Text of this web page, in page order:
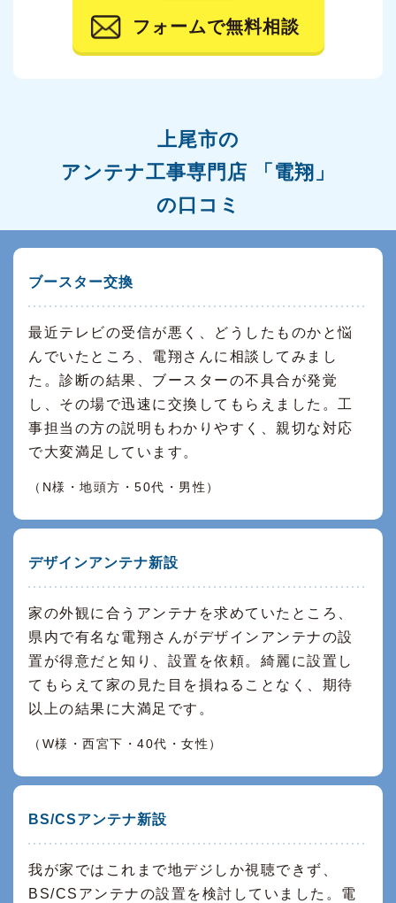
フォームで無料相談
上尾市の
アンテナ工事専門店 「電翔」
の口コミ
ブースター交換
最近テレビの受信が悪く、どうしたものかと悩
んでいたところ、電翔さんに相談してみまし
た。診断の結果、ブースターの不具合が発覚
し、その場で迅速に交換してもらえました。工
事担当の方の説明もわかりやすく、親切な対応
で大変満足しています。
（N様・地頭方・50代・男性）
デザインアンテナ新設
家の外観に合うアンテナを求めていたところ、
県内で有名な電翔さんがデザインアンテナの設
置が得意だと知り、設置を依頼。綺麗に設置し
てもらえて家の見た目を損ねることなく、期待
以上の結果に大満足です。
（W様・西宮下・40代・女性）
BS/CSアンテナ新設
我が家ではこれまで地デジしか視聴できず、
BS/CSアンテナの設置を検討していました。電